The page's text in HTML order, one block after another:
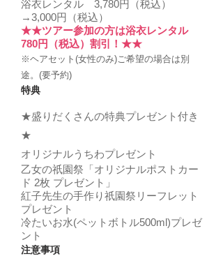
浴衣レンタル 3,780円（税込）
→3,000円（税込）
★★ツアー参加の方は浴衣レンタル
780円（税込）割引！★★
​​※ヘアセット(女性のみ)ご希望の場合は別
途。(要予約)
特典
★盛りだくさんの特典プレゼント付き
★
オリジナルうちわプレゼント
乙女の祇園祭「オリジナルポストカー
ド 2枚 プレゼント」
紅子先生の手作り祇園祭リーフレット
プレゼント
冷たいお水(ペットボトル500ml)プレゼ
ント
注意事項